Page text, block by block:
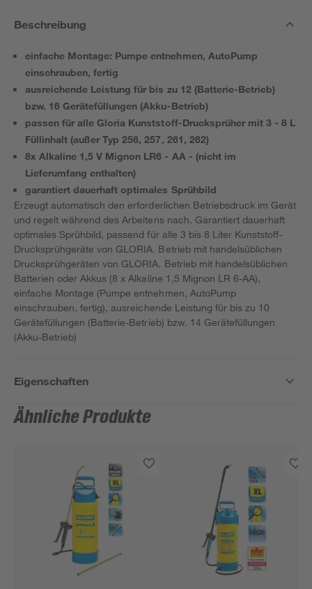
Beschreibung
einfache Montage: Pumpe entnehmen, AutoPump
einschrauben, fertig
ausreichende Leistung für bis zu 12 (Batterie-Betrieb)
bzw. 16 Gerätefüllungen (Akku-Betrieb)
passen für alle Gloria Kunststoff-Drucksprüher mit 3 - 8 L
Füllinhalt (außer Typ 256, 257, 261, 262)
8x Alkaline 1,5 V Mignon LR6 - AA - (nicht im
Lieferumfang enthalten)
garantiert dauerhaft optimales Sprühbild
Erzeugt automatisch den erforderlichen Betriebsdruck im Gerät
und regelt während des Arbeitens nach. Garantiert dauerhaft
optimales Sprühbild, passend für alle 3 bis 8 Liter Kunststoff-
Drucksprühgeräte von GLORIA. Betrieb mit handelsüblichen
Drucksprühgeräten von GLORIA. Betrieb mit handelsüblichen
Batterien oder Akkus (8 x Alkaline 1,5 Mignon LR 6-AA),
einfache Montage (Pumpe entnehmen, AutoPump
einschrauben, fertig), ausreichende Leistung für bis zu 10
Gerätefüllungen (Batterie-Betrieb) bzw. 14 Gerätefüllungen
(Akku-Betrieb)
Eigenschaften
Ähnliche Produkte